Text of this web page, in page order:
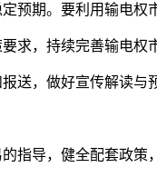
预期。要利用输电
求，持续完善输电
送，做好宣传解读
指导，健全配套政